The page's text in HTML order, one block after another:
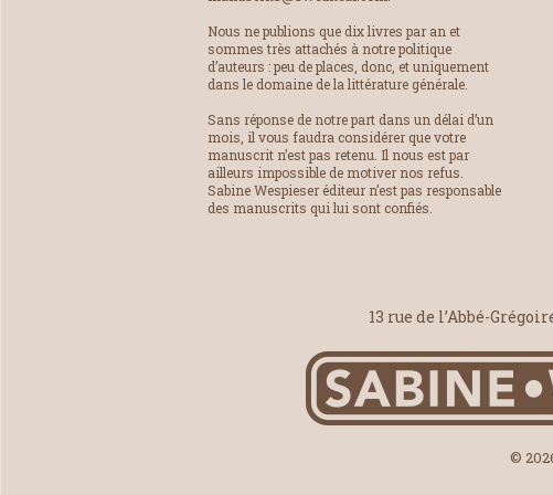
Nous ne publions que dix livres par an et
sommes très attachés à notre politique
d’auteurs : peu de places, donc, et uniquement
dans le domaine de la littérature générale.
Sans réponse de notre part dans un délai d’un
mois, il vous faudra considérer que votre
manuscrit n’est pas retenu. Il nous est par
ailleurs impossible de motiver nos refus.
Sabine Wespieser éditeur n’est pas responsable
des manuscrits qui lui sont confiés.
13 rue de l’Abbé-
©